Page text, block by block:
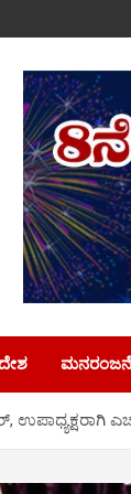
ಮನರಂಜನೆ